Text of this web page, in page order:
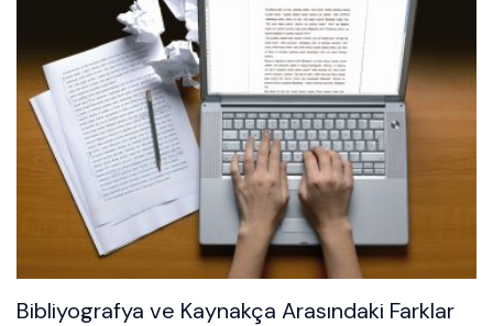
Bibliyografya ve Kaynakça Arasındaki Farklar